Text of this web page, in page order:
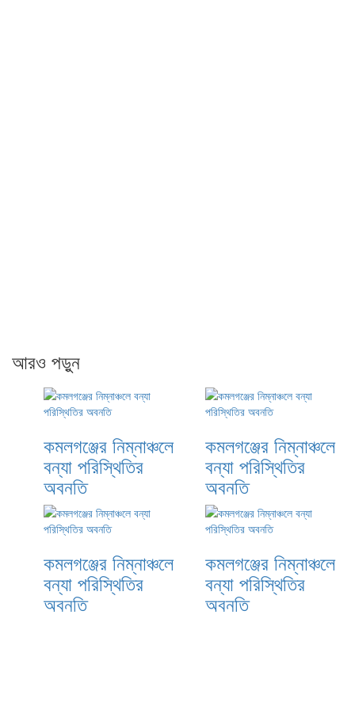
আরও পড়ুন
কমলগঞ্জের নিম্নাঞ্চলে
বন্যা পরিস্থিতির
অবনতি
কমলগঞ্জের নিম্নাঞ্চলে
বন্যা পরিস্থিতির
অবনতি
কমলগঞ্জের নিম্নাঞ্চলে
বন্যা পরিস্থিতির
অবনতি
কমলগঞ্জের নিম্নাঞ্চলে
বন্যা পরিস্থিতির
অবনতি